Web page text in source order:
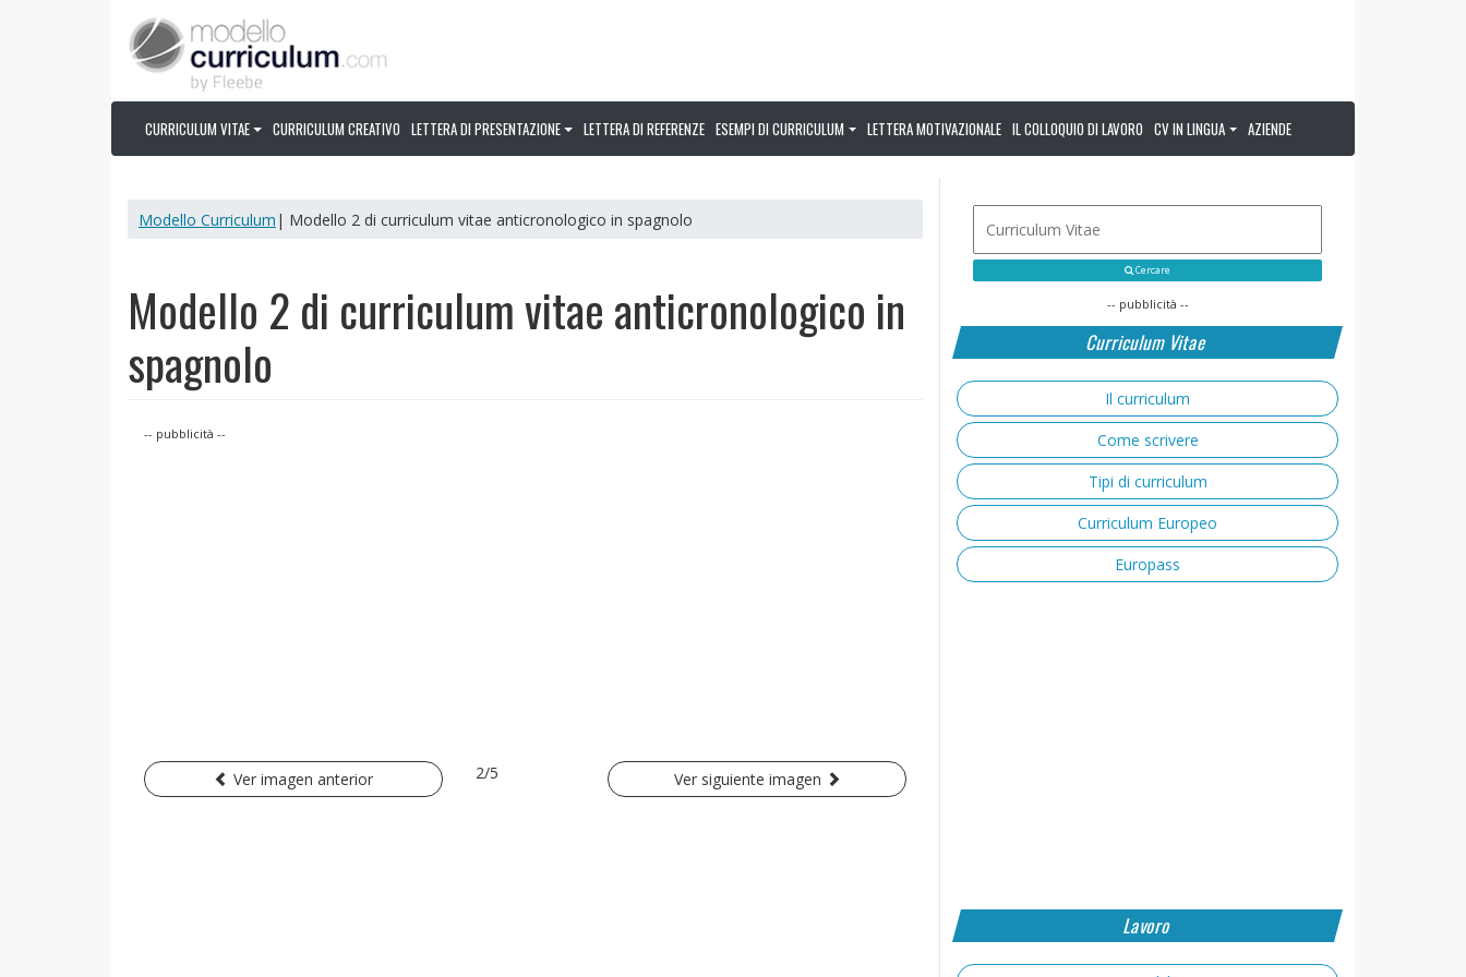
CURRICULUM VITAE CURRICULUM CREATIVO LETTERA DI PRESENTAZIONE LETTERA DI REFERENZE ESEMPI DI CURRICULUM LETTERA MOTIVAZIONALE IL COLLOQUIO DI LAVORO CV IN LINGUA AZIENDE
Modello Curriculum | Modello 2 di curriculum vitae anticronologico in spagnolo
Modello 2 di curriculum vitae anticronologico in
spagnolo
-- pubblicità --
Ver imagen anterior 2/5 Ver siguiente imagen
Cercare
-- pubblicità --
Curriculum Vitae
Il curriculum
Come scrivere
Tipi di curriculum
Curriculum Europeo
Europass
Lavoro